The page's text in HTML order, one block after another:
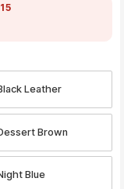
Leather
Brown
Blue